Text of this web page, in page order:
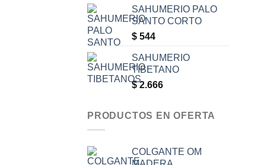
SAHUMERIO PALO
SANTO CORTO
$ 544
SAHUMERIO
TIBETANO
$2.666
PRODUCTOS EN OFERTA
COLGANTE OM